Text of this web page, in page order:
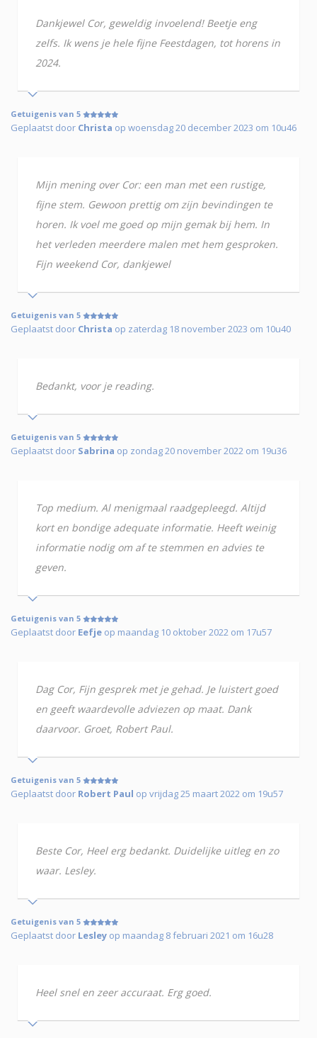
Dankjewel Cor, geweldig invoelend! Beetje eng
zelfs. Ik wens je hele fijne Feestdagen, tot horens in
2024.
Getuigenis van 5
Geplaatst door Christa op woensdag 20 december 2023 om 10u46
Mijn mening over Cor: een man met een rustige,
fijne stem. Gewoon prettig om zijn bevindingen te
horen. Ik voel me goed op mijn gemak bij hem. In
het verleden meerdere malen met hem gesproken.
Fijn weekend Cor, dankjewel
Getuigenis van 5
Geplaatst door Christa op zaterdag 18 november 2023 om 10u40
Bedankt, voor je reading.
Getuigenis van 5
Geplaatst door Sabrina op zondag 20 november 2022 om 19u36
Top medium. Al menigmaal raadgepleegd. Altijd
kort en bondige adequate informatie. Heeft weinig
informatie nodig om af te stemmen en advies te
geven.
Getuigenis van 5
Geplaatst door Eefje op maandag 10 oktober 2022 om 17u57
Dag Cor, Fijn gesprek met je gehad. Je luistert goed
en geeft waardevolle adviezen op maat. Dank
daarvoor. Groet, Robert Paul.
Getuigenis van 5
Geplaatst door Robert Paul op vrijdag 25 maart 2022 om 19u57
Beste Cor, Heel erg bedankt. Duidelijke uitleg en zo
waar. Lesley.
Getuigenis van 5
Geplaatst door Lesley op maandag 8 februari 2021 om 16u28
Heel snel en zeer accuraat. Erg goed.